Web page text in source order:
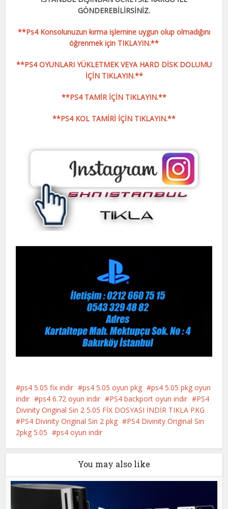
GÖNDEREBİLİRSİNİZ.
**Ps4 Konsolunuzun kırma işlemine uygun olup olmadığını
öğrenmek için TIKLAYIN.**
**PS4 OYUNLARI YÜKLETMEK VEYA HARD DİSK DOLUMU
İÇİN TIKLAYIN.**
**PS4 TAMİR İÇİN TIKLAYIN.**
**PS4 KOL TAMİRİ İÇİN TIKLAYIN.**
ps4 5.05 fix indir ps4 5.05 oyun pkg
ps4 5.05 pkg oyun
indir
ps4 6.72 oyun indir PS4 backport oyun indir
PS4
Divinity Original Sin 2 5.05 FİX DOSYASI İNDİR TIKLA PKG
PS4 Divinity Original Sin 2 pkg
PS4 Divinity Original Sin
2pkg 5.05
ps4 oyun indir
You may also like